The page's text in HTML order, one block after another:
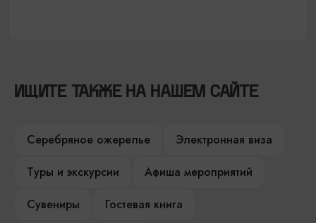
ИЩИТЕ ТАКЖЕ НА НАШЕМ САЙТЕ
Серебряное ожерелье
Электронная виза
Туры и экскурсии
Афиша мероприятий
Сувениры
Гостевая книга